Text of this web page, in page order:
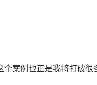
案例也正是我将打破很